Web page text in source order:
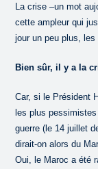
La crise –un mot
cette ampleur qui
jour un peu plus,
Bien sûr, il y a la
Car, si le Président
les plus
guerre (le 14 juillet
dirait-on alors du
Oui, le Maroc a été